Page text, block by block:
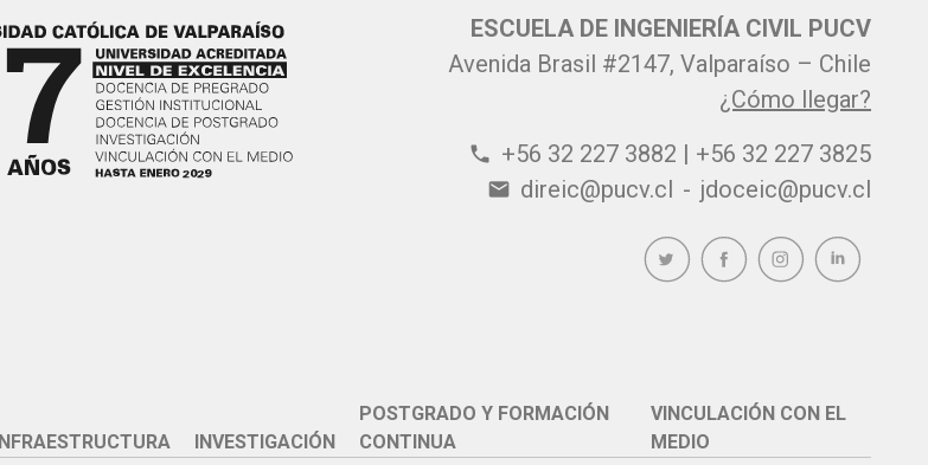
ESCUELA DE INGENIERÍA CIVIL PUCV
Avenida Brasil #2147, Valparaíso – Chile
¿Cómo llegar?
phone +56 32 227 3882 | +56 32 227 3825
email direic@pucv.cl - jdoceic@pucv.cl
INFRAESTRUCTURA INVESTIGACIÓN
POSTGRADO Y FORMACIÓN
CONTINUA
VINCULACIÓN CON EL
MEDIO